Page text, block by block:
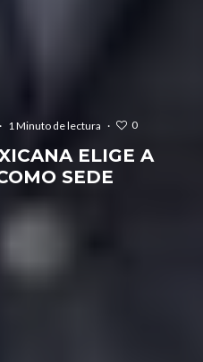
· 1 Minuto de lectura · 0
ELIGE A
SEDE